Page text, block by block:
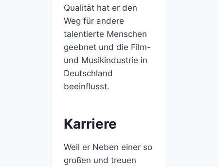
Qualität hat er den
Weg für andere
talentierte Menschen
geebnet und die Film-
und Musikindustrie in
Deutschland
beeinflusst.
Karriere
Weil er Neben einer so
großen und treuen